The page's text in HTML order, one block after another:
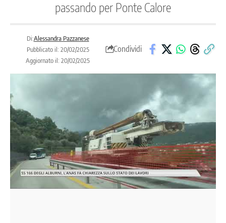
passando per Ponte Calore
Di:Alessandra Pazzanese
Pubblicato il: 20/02/2025
Aggiornato il: 20/02/2025
Condividi